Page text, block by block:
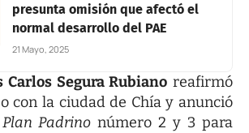
presunta omisión que afectó el
normal desarrollo del PAE
21 Mayo, 2025
Carlos Segura Rubiano reafirmó
con la ciudad de Chía y anunció
Padrino número 2 y 3 para